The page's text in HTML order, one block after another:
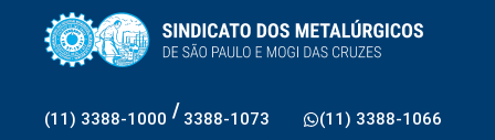
(11) 3388-1000 / 3388-1073 (11) 3388-1066